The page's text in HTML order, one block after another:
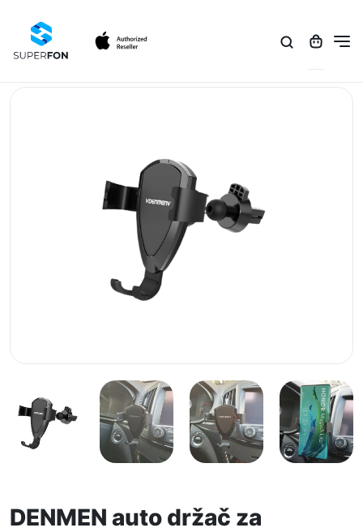
DENMEN auto držač za